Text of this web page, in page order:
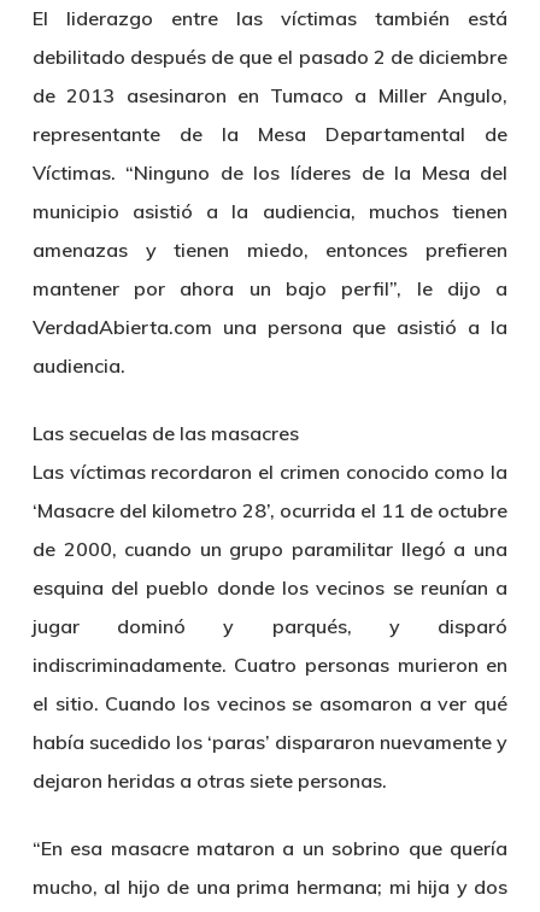
El liderazgo entre las víctimas también está
debilitado después de que el pasado 2 de diciembre
de 2013 asesinaron en Tumaco a Miller Angulo,
representante de la Mesa Departamental de
Víctimas. “Ninguno de los líderes de la Mesa del
municipio asistió a la audiencia, muchos tienen
amenazas y tienen miedo, entonces prefieren
mantener por ahora un bajo perfil”, le dijo a
VerdadAbierta.com una persona que asistió a la
audiencia.
Las secuelas de las masacres
Las víctimas recordaron el crimen conocido como la
‘Masacre del kilometro 28’, ocurrida el 11 de octubre
de 2000, cuando un grupo paramilitar llegó a una
esquina del pueblo donde los vecinos se reunían a
jugar dominó y parqués, y disparó
indiscriminadamente. Cuatro personas murieron en
el sitio. Cuando los vecinos se asomaron a ver qué
había sucedido los ‘paras’ dispararon nuevamente y
dejaron heridas a otras siete personas.
“En esa masacre mataron a un sobrino que quería
mucho, al hijo de una prima hermana; mi hija y dos